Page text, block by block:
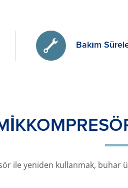
Bakım
ile yeniden kullanmak,